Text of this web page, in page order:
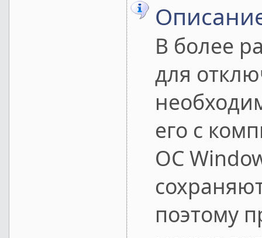
В более
для
его с
ОС
поэтому